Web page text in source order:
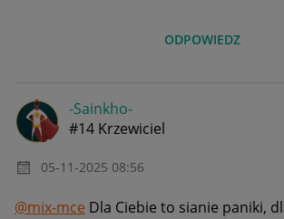
ODPOWIEDZ
-Sainkho-
#14 Krzewiciel
‎05-11-2025 08:56
@mix-mce Dla Ciebie to sianie paniki,